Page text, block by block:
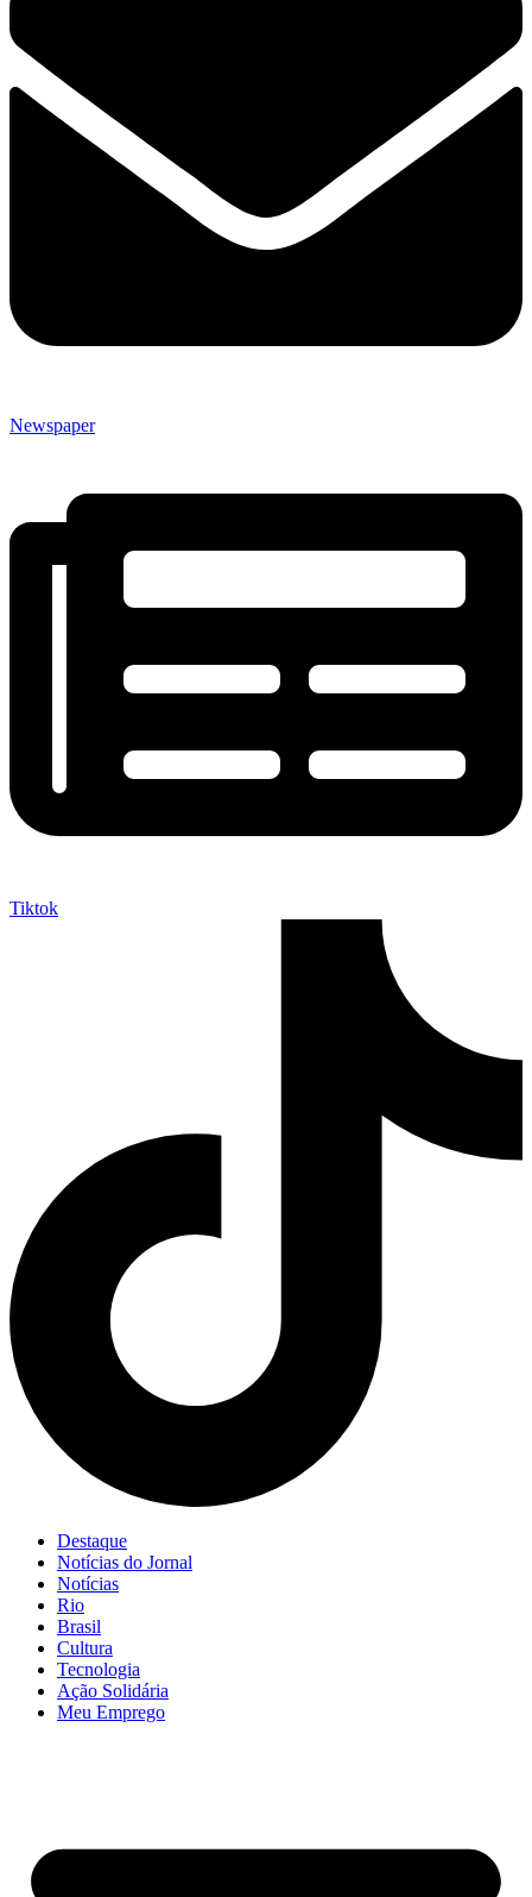
Newspaper
Tiktok
Destaque
Notícias do Jornal
Notícias
Rio
Brasil
Cultura
Tecnologia
Ação Solidária
Meu Emprego